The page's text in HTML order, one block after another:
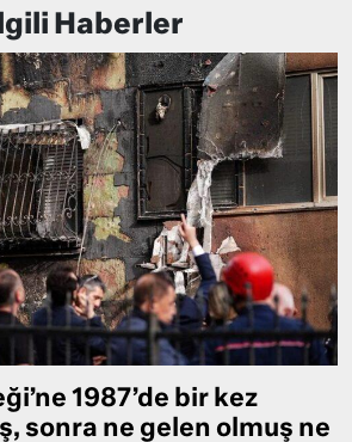
İlgili Haberler
1987’de bir kez
sonra ne gelen olmuş ne